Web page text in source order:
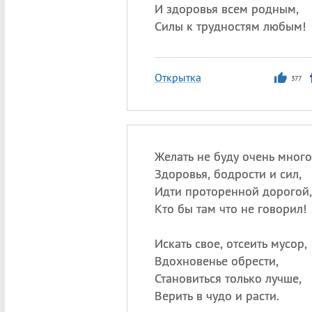
И здоровья всем родным,
Силы к трудностям любым!
Открытка 377
Желать не буду очень
Здоровья, бодрости и сил,
Идти проторенной дорогой,
Кто бы там что не говорил!
Искать свое, отсеить мусор,
Вдохновенье обрести,
Становиться только лучше,
Верить в чудо и расти.